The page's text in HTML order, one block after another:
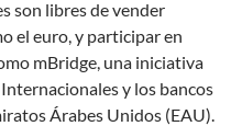
son libres de vender
el euro, y participar en
mBridge, una iniciativa
y los bancos
Árabes Unidos (EAU).